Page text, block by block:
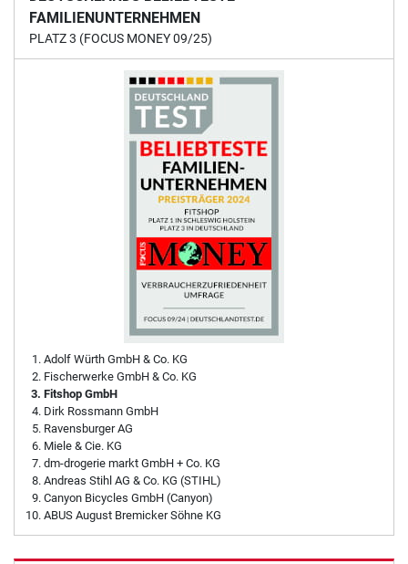
FAMILIENUNTERNEHMEN
PLATZ 3 (FOCUS MONEY 09/25)
Adolf Würth GmbH & Co. KG
Fischerwerke GmbH & Co. KG
Fitshop GmbH
Dirk Rossmann GmbH
Ravensburger AG
Miele & Cie. KG
dm-drogerie markt GmbH + Co. KG
Andreas Stihl AG & Co. KG (STIHL)
Canyon Bicycles GmbH (Canyon)
ABUS August Bremicker Söhne KG